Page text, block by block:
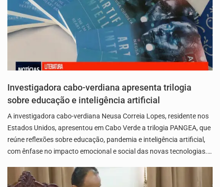
Investigadora cabo-verdiana apresenta trilogia
sobre educação e inteligência artificial
A investigadora cabo-verdiana Neusa Correia Lopes, residente nos
Estados Unidos, apresentou em Cabo Verde a trilogia PANGEA, que
reúne reflexões sobre educação, pandemia e inteligência artificial,
com ênfase no impacto emocional e social das novas tecnologias.…